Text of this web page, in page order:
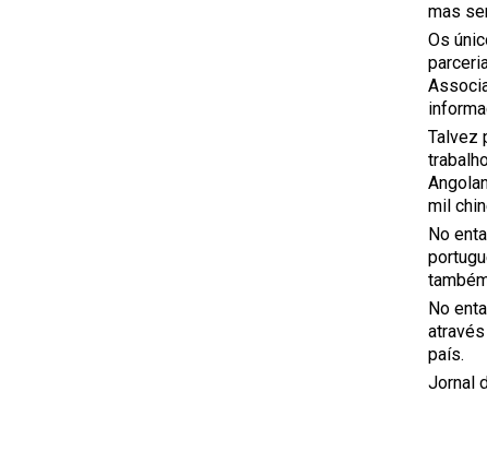
mas
Os
Talvez
mil
No
No
país.
Jornal